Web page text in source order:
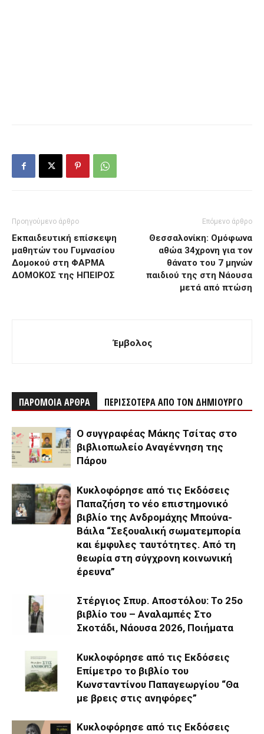
Προηγούμενο άρθρο
Εκπαιδευτική επίσκεψη
μαθητών του Γυμνασίου
Δομοκού στη ΦΑΡΜΑ
ΔΟΜΟΚΟΣ της ΗΠΕΙΡΟΣ
Επόμενο άρθρο
Θεσσαλονίκη: Ομόφωνα
αθώα 34χρονη για τον
θάνατο του 7 μηνών
παιδιού της στη Νάουσα
μετά από πτώση
Έμβολος
ΠΑΡΟΜΟΙΑ ΑΡΘΡΑ ΠΕΡΙΣΣΟΤΕΡΑ ΑΠΟ ΤΟΝ ΔΗΜΙΟΥΡΓΟ
Ο συγγραφέας Μάκης Τσίτας στο
βιβλιοπωλείο Αναγέννηση της
Πάρου
Κυκλοφόρησε από τις Εκδόσεις
Παπαζήση το νέο επιστημονικό
βιβλίο της Ανδρομάχης Μπούνα-
Βάιλα “Σεξουαλική σωματεμπορία
και έμφυλες ταυτότητες. Από τη
θεωρία στη σύγχρονη κοινωνική
έρευνα”
Στέργιος Σπυρ. Αποστόλου: Το 25ο
βιβλίο του – Αναλαμπές Στο
Σκοτάδι, Νάουσα 2026, Ποιήματα
Κυκλοφόρησε από τις Εκδόσεις
Επίμετρο το βιβλίο του
Κωνσταντίνου Παπαγεωργίου “Θα
με βρεις στις ανηφόρες”
Κυκλοφόρησε από τις Εκδόσεις